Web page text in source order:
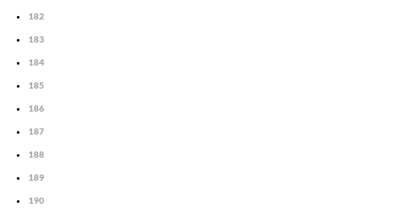
182
183
184
185
186
187
188
189
190